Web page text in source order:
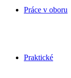
Práce v oboru
Praktické